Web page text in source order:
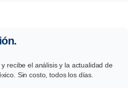
recibe el análisis y la actualidad de
Sin costo, todos los días.